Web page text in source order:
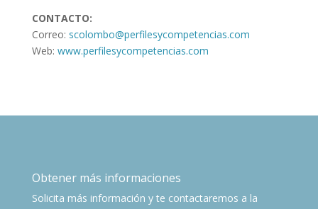
CONTACTO:
Correo: scolombo@perfilesycompetencias.com
Web: www.perfilesycompetencias.com
Obtener más informaciones
Solicita más información y te contactaremos a la